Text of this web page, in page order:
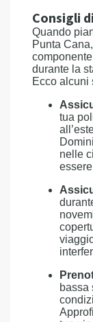
Consigli
Quando
Punta Cana,
durante la
Ecco alcuni
tua
nelle
bassa